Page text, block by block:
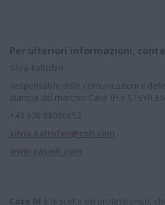
Per ulteriori informazioni,
Silvia Kaltofen
Responsabile delle comunicazioni e
stampa del marchio Case IH e STEYR
+43 676 88086652
Case IH è la scelta dei professionisti,